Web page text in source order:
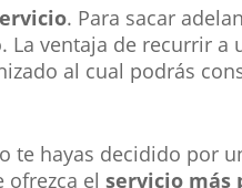
. Para sacar
ventaja de recurrir a
al cual podrás
hayas decidido por
ofrezca el servicio más